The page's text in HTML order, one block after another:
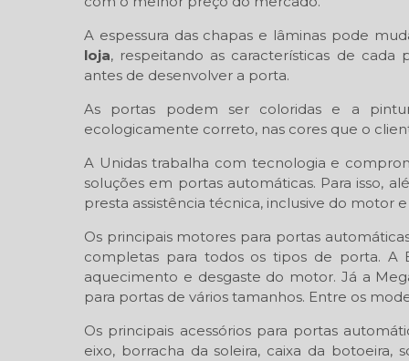
A espessura das chapas e lâminas pode
loja, respeitando as características de
antes de desenvolver a porta.
As portas podem ser coloridas e a
ecologicamente correto, nas cores que o
A Unidas trabalha com tecnologia e
soluções em portas automáticas. Para isso,
presta assistência técnica, inclusive do motor e
Os principais motores para portas
completas para todos os tipos de porta. A
aquecimento e desgaste do motor. Já a
para portas de vários tamanhos. Entre os
Os principais acessórios para portas
eixo, borracha da soleira, caixa da botoeira,